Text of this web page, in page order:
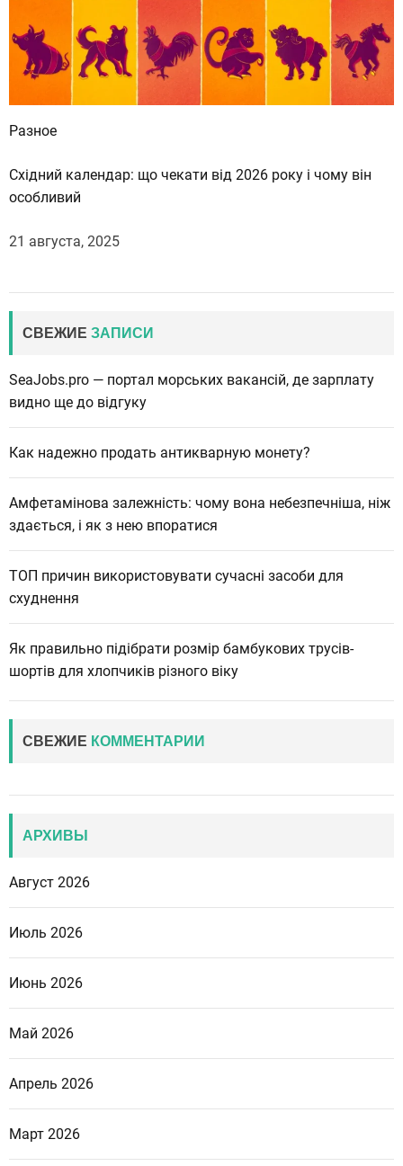
Разное
Східний календар: що чекати від 2026 року і чому він
особливий
21 августа, 2025
СВЕЖИЕ ЗАПИСИ
SeaJobs.pro — портал морських вакансій, де зарплату
видно ще до відгуку
Как надежно продать антикварную монету?
Амфетамінова залежність: чому вона небезпечніша, ніж
здається, і як з нею впоратися
ТОП причин використовувати сучасні засоби для
схуднення
Як правильно підібрати розмір бамбукових трусів-
шортів для хлопчиків різного віку
СВЕЖИЕ КОММЕНТАРИИ
АРХИВЫ
Август 2026
Июль 2026
Июнь 2026
Май 2026
Апрель 2026
Март 2026